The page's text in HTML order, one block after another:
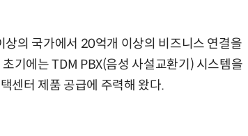
의 국가에서 20억개 이상의 비즈니스 연결을
기에는 TDM PBX(음성 사설교환기) 시스템을
센터 제품 공급에 주력해 왔다.